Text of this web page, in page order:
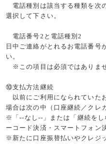
電話種別は該当する種類を次
選択して下さい。
電話番号2 と電話種別2
日中ご連絡がとれるお電話番号
い。
※この項目は必須ではありませ
⑩支払方法継続
以前にご利用になられていた
場合は次の中（口座継続／クレ
※「-- なし -- 」または「継続を
ーコード決済・スマートフォン
※新たに口座振替払いやクレジ